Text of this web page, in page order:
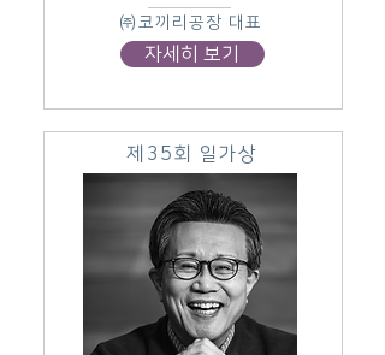
㈜코끼리공장 대표
자세히 보기
제35회 일가상